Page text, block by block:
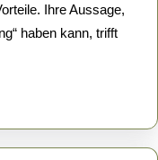
mit
Ihre Aussage,
haben kann, trifft